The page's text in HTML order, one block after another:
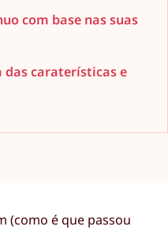
com base nas suas
das caraterísticas e
(como é que passou